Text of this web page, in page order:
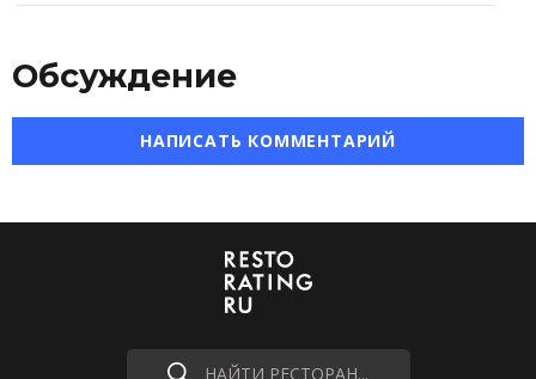
Обсуждение
НАПИСАТЬ КОММЕНТАРИЙ
НАЙТИ РЕСТОРАН...